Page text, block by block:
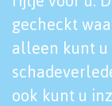
gecheckt
alleen kunt
ook kunt u